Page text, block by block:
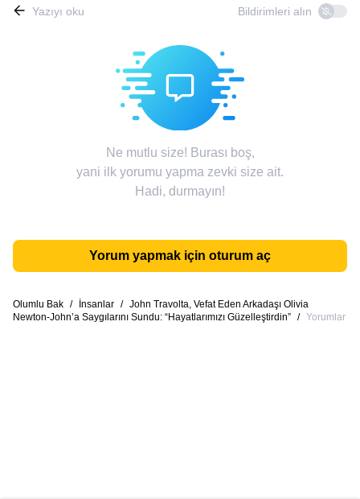
Yazıyı oku Bildirimleri alın
Ne mutlu size! Burası boş,
yani ilk yorumu yapma zevki size ait.
Hadi, durmayın!
Yorum yapmak için oturum aç
Olumlu Bak / İnsanlar / John Travolta, Vefat Eden Arkadaşı Olivia
Newton-John’a Saygılarını Sundu: “Hayatlarımızı Güzelleştirdin” / Yorumlar